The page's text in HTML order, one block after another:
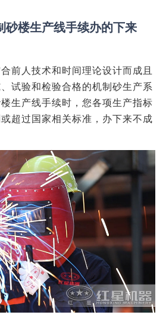
砂楼生产线手续办的下来
前人技术和时间理论设计而成且
试验和检验合格的机制砂生产系
生产线手续时，您各项生产指标
超过国家相关标准，办下来不成